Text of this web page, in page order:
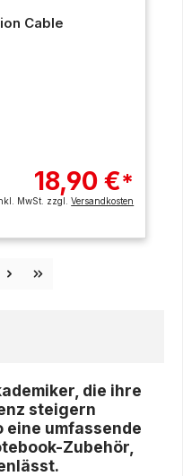
Cable
18,90 €*
MwSt. zzgl.Versandkosten
die ihre
steigern
eine umfassende
Zubehör,